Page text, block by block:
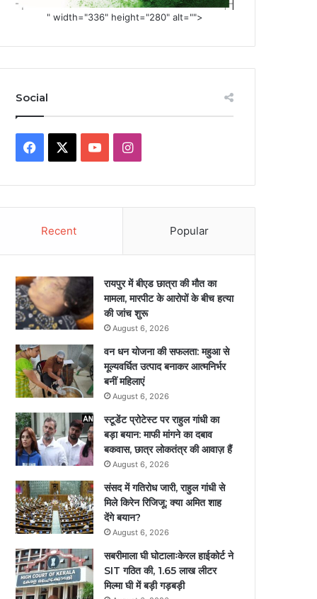
" width="336" height="280" alt="">
Social
Facebook YouTubeInstagram
Recent Popular
रायपुर में बीएड छात्रा की मौत का
मामला, मारपीट के आरोपों के बीच हत्या
की जांच शुरू
August 6, 2026
वन धन योजना की सफलता: महुआ से
मूल्यवर्धित उत्पाद बनाकर आत्मनिर्भर
बनीं महिलाएं
August 6, 2026
स्टूडेंट प्रोटेस्ट पर राहुल गांधी का
बड़ा बयान: माफी मांगने का दबाव
बकवास, छात्र लोकतंत्र की आवाज़ हैं
August 6, 2026
संसद में गतिरोध जारी, राहुल गांधी से
मिले किरेन रिजिजू; क्या अमित शाह
देंगे बयान?
August 6, 2026
सबरीमाला घी घोटालाःकेरल हाईकोर्ट ने
SIT गठित की, 1.65 लाख लीटर
मिल्मा घी में बड़ी गड़बड़ी